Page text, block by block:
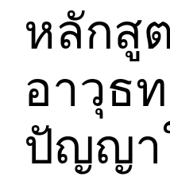
หลักสู
อาวุธ
ปัญญา